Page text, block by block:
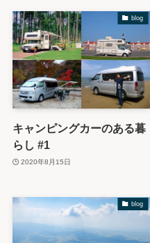
blog
キャンピングカーのある暮
らし #1
2020年8月15日
blog